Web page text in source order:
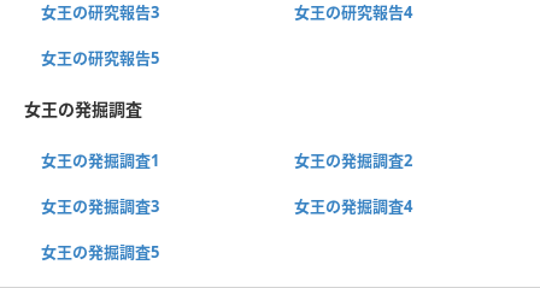
女王の研究報告3 女王の研究報告4
女王の研究報告5
女王の発掘調査
女王の発掘調査1 女王の発掘調査2
女王の発掘調査3 女王の発掘調査4
女王の発掘調査5